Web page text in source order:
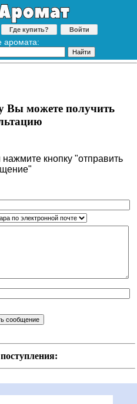
Где купить? Войти
аромата:
Вы можете получить
кнопку "отправить